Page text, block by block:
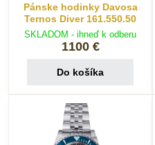
Pánske hodinky Davosa
Ternos Diver 161.550.50
SKLADOM - ihneď k odberu
1100 €
Do košíka